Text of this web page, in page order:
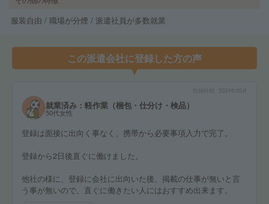
服装自由 / 職場が分煙 / 派遣社員が多数就業
この派遣会社に登録した方の声
2024年05月
就業済み：軽作業（梱包・仕分け・検品）
50代女性
登録は面接に出向く事なく、携帯から必要事項入力で完了。
登録から2日後直ぐに働けました。
他社の様に、登録に会社に出向いた後、掲載の仕事が無いと言
う事が無いので、直ぐに働きたい人にはおすすめ出来ます。